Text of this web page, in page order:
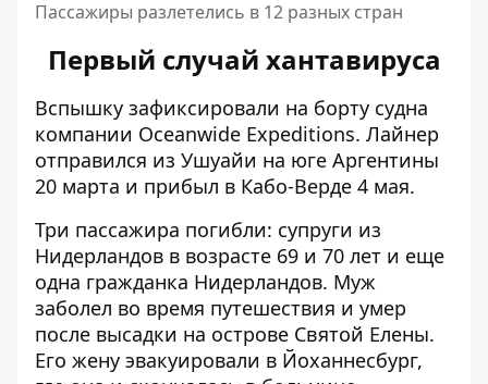
Пассажиры разлетелись в 12 разных стран
Первый случай хантавируса
Вспышку зафиксировали на борту судна
компании Oceanwide Expeditions. Лайнер
отправился из Ушуайи на юге Аргентины
20 марта и прибыл в Кабо-Верде 4 мая.
Три пассажира погибли: супруги из
Нидерландов в возрасте 69 и 70 лет и еще
одна гражданка Нидерландов. Муж
заболел во время путешествия и умер
после высадки на острове Святой Елены.
Его жену эвакуировали в Йоханнесбург,